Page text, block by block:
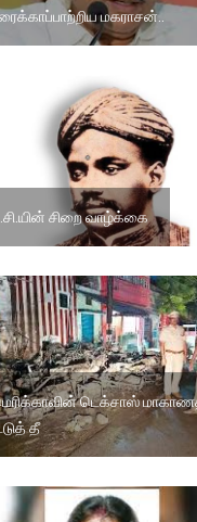
மகராசன்..
சிறை வாழ்க்கை
டெக்சாஸ்
தீ